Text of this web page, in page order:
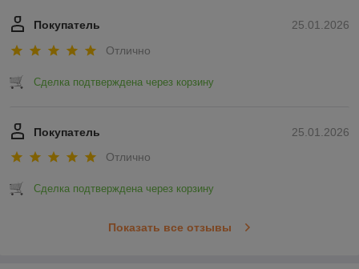
25.01.2026
Покупатель
Отлично
Сделка подтверждена через корзину
25.01.2026
Покупатель
Отлично
Сделка подтверждена через корзину
Показать все отзывы